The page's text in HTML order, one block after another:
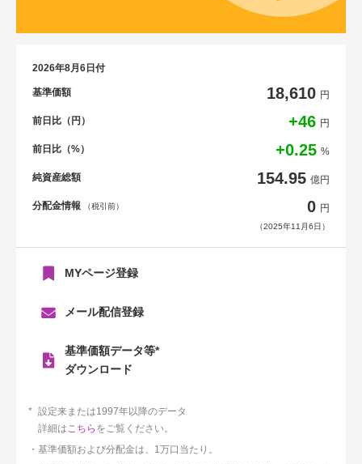
2026年8月6日付
基準価額 18,610 円
前日比（円） +46 円
前日比（%） +0.25 %
純資産総額 154.95 億円
分配金情報 （税引前） 0 円
（2025年11月6日）
MYページ登録
メール配信登録
基準価額データ等*
ダウンロード
設定来または1997年以降のデータ
詳細はこちら をご覧ください。
基準価額および分配金は、1万口当たり。